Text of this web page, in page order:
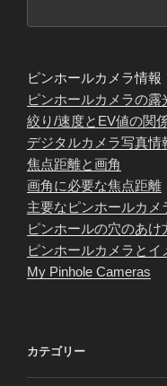
ピンホールカメラ情報
ピンホールカメラの露
絞り/速度とEV値の関
デジタルカメラ写真
焦点距離と画角
画角に必要な焦点距離
主要なピンホールカ
ピンホールの穴のあけ
ピンホールカメラとイ
My Pinhole Cameras
カテゴリー